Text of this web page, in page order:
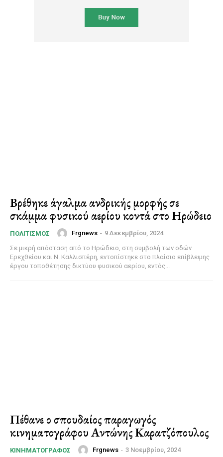
Βρέθηκε άγαλμα ανδρικής μορφής σε
σκάμμα φυσικού αερίου κοντά στο Ηρώδειο
ΠΟΛΙΤΙΣΜΌΣ Frgnews - 9 Δεκεμβρίου, 2024
Σε μικρή απόσταση από το Ηρώδειο, στη συμβολή των οδών
Ερεχθείου και Ν. Καλλισπέρη, εντοπίστηκε στο πλαίσιο επίβλεψης
έργου τοποθέτησης δικτύου φυσικού αερίου, εντός...
Πέθανε ο σπουδαίος παραγωγός
κινηματογράφου Αντώνης Καρατζόπουλος
ΚΙΝΗΜΑΤΟΓΡΆΦΟΣ Frgnews - 3 Νοεμβρίου, 2024